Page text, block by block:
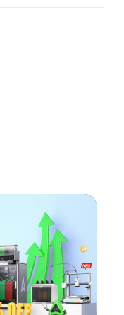
MIT
ZUFRIEDEN
8 9 10